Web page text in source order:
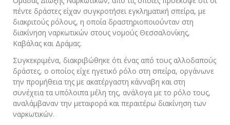
πέντε δράστες είχαν συγκροτήσει εγκληματική σπείρα, με
διακριτούς ρόλους, η οποία δραστηριοποιούνταν στη
διακίνηση ναρκωτικών στους νομούς Θεσσαλονίκης,
Καβάλας και Δράμας.
Συγκεκριμένα, διακριβώθηκε ότι ένας από τους αλλοδαπούς
δράστες, ο οποίος είχε ηγετικό ρόλο στη σπείρα, οργάνωνε
την προμήθεια της με ακατέργαστη κάνναβη και στη
συνέχεια τα υπόλοιπα μέλη της, ανάλογα με το ρόλο τους,
αναλάμβαναν την μεταφορά και περαιτέρω διακίνηση των
ναρκωτικών.